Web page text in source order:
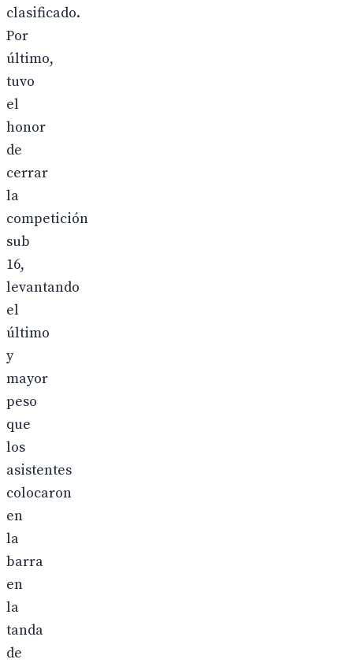
clasificado.
Por
último,
tuvo
el
honor
de
cerrar
la
competición
sub
16,
levantando
el
último
y
mayor
peso
que
los
asistentes
colocaron
en
la
barra
en
la
tanda
de